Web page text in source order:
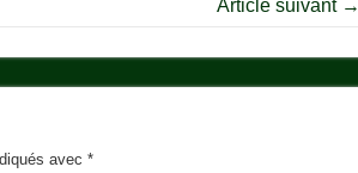
Article suivant →
avec *